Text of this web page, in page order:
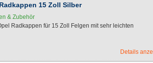
15 Zoll Silber
& Zubehör
Radkappen für 15 Zoll Felgen mit sehr leichten
Details